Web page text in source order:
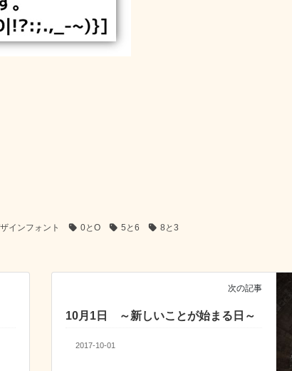
インフォント 0とO 5と6 8と3
次の記事
10月1日 ～新しいことが始まる日～
2017-10-01